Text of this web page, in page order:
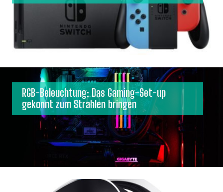
RGB-Beleuchtung: Das Gaming-Set-up
gekonnt zum Strahlen bringen